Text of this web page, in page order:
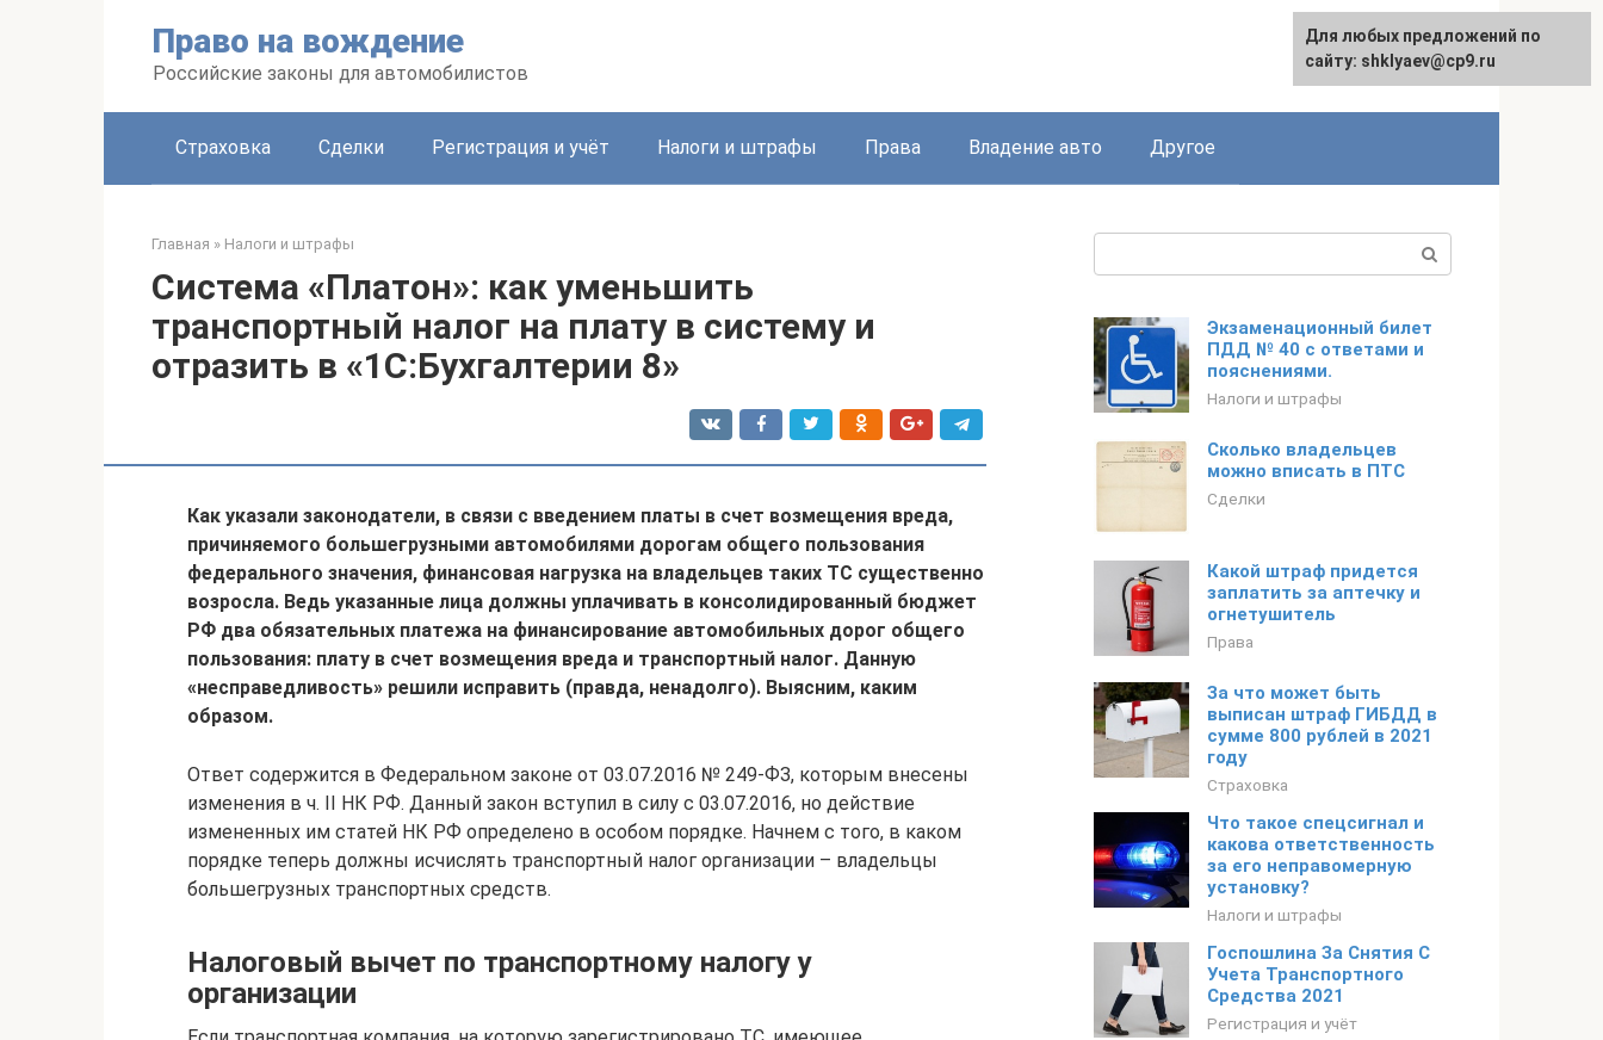
Право на вождение
Российские законы для автомобилистов
Страховка Сделки Регистрация и учёт Налоги и штрафы Права Владение авто Другое
Главная » Налоги и штрафы
Система «Платон»: как уменьшить
транспортный налог на плату в систему и
отразить в «1С:Бухгалтерии 8»
Как указали законодатели, в связи с введением платы в счет возмещения вреда,
причиняемого большегрузными автомобилями дорогам общего пользования
федерального значения, финансовая нагрузка на владельцев таких ТС существенно
возросла. Ведь указанные лица должны уплачивать в консолидированный бюджет
РФ два обязательных платежа на финансирование автомобильных дорог общего
пользования: плату в счет возмещения вреда и транспортный налог. Данную
«несправедливость» решили исправить (правда, ненадолго). Выясним, каким
образом.
Ответ содержится в Федеральном законе от 03.07.2016 № 249‑ФЗ, которым внесены
изменения в ч. II НК РФ. Данный закон вступил в силу с 03.07.2016, но действие
измененных им статей НК РФ определено в особом порядке. Начнем с того, в каком
порядке теперь должны исчислять транспортный налог организации – владельцы
большегрузных транспортных средств.
Налоговый вычет по транспортному налогу у
организации
Экзаменационный билет
ПДД № 40 с ответами и
пояснениями.
Налоги и штрафы
Сколько владельцев
можно вписать в ПТС
Сделки
Какой штраф придется
заплатить за аптечку и
огнетушитель
Права
За что может быть
выписан штраф ГИБДД в
сумме 800 рублей в 2021
году
Страховка
Что такое спецсигнал и
какова ответственность
за его неправомерную
установку?
Налоги и штрафы
Госпошлина За Снятия С
Учета Транспортного
Средства 2021
Регистрация и учёт
Для любых предложений по
сайту: shklyaev@cp9.ru